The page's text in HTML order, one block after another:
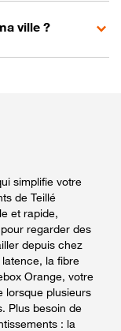
ville ?
simplifie votre
de Teillé
et rapide,
regarder des
depuis chez
la fibre
Orange, votre
lorsque plusieurs
Plus besoin de
: la